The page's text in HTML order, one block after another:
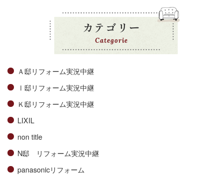
カテゴリー
Categorie
Ａ邸リフォーム実況中継
Ⅰ邸リフォーム実況中継
Ｋ邸リフォーム実況中継
LIXIL
non title
N邸 リフォーム実況中継
panasonicリフォーム